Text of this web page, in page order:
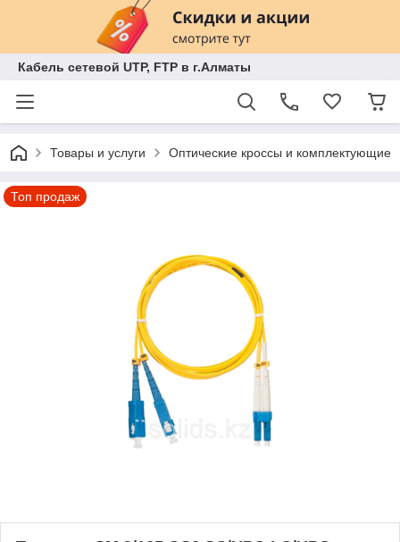
Кабель сетевой UTP, FTP в г.Алматы
Товары и услуги Оптические кроссы и комплектующие
Топ продаж